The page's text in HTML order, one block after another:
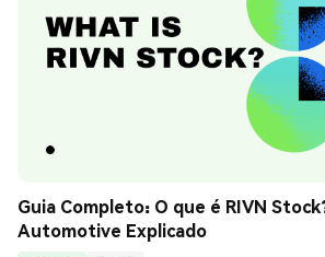
Guia Completo: O que é RIVN
Automotive Explicado